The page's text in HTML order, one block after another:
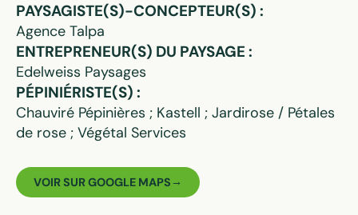
PAYSAGISTE(S)-CONCEPTEUR(S) :
Agence Talpa
ENTREPRENEUR(S) DU PAYSAGE :
Edelweiss Paysages
PÉPINIÉRISTE(S) :
Chauviré Pépinières ; Kastell ; Jardirose / Pétales
de rose ; Végétal Services
VOIR SUR GOOGLE MAPS